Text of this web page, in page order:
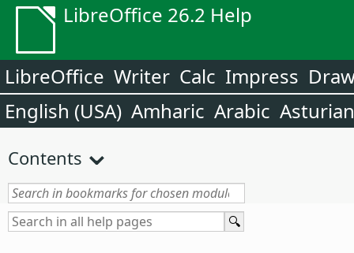
LibreOffice 26.2 Help
LibreOffice Writer Calc Impress
English (USA) Amharic Arabic Asturian
Contents